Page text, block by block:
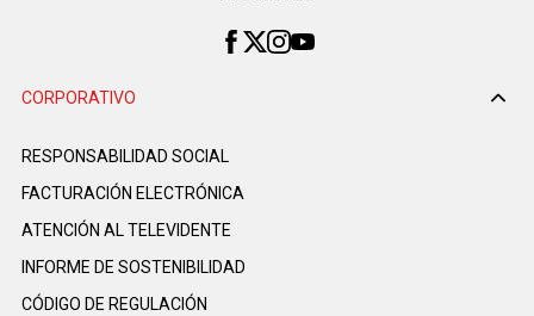
CORPORATIVO
RESPONSABILIDAD SOCIAL
FACTURACIÓN ELECTRÓNICA
ATENCIÓN AL TELEVIDENTE
INFORME DE SOSTENIBILIDAD
CÓDIGO DE REGULACIÓN